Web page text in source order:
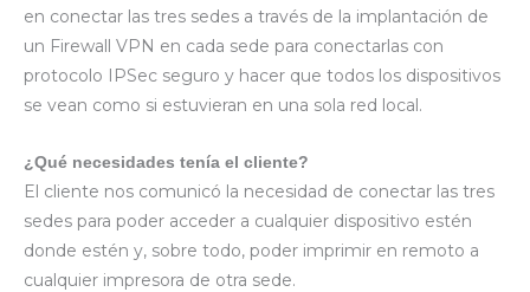
en conectar las tres sedes a través de la implantación de
un Firewall VPN en cada sede para conectarlas con
protocolo IPSec seguro y hacer que todos los dispositivos
se vean como si estuvieran en una sola red local.
¿Qué necesidades tenía el cliente?
El cliente nos comunicó la necesidad de conectar las tres
sedes para poder acceder a cualquier dispositivo estén
donde estén y, sobre todo, poder imprimir en remoto a
cualquier impresora de otra sede.